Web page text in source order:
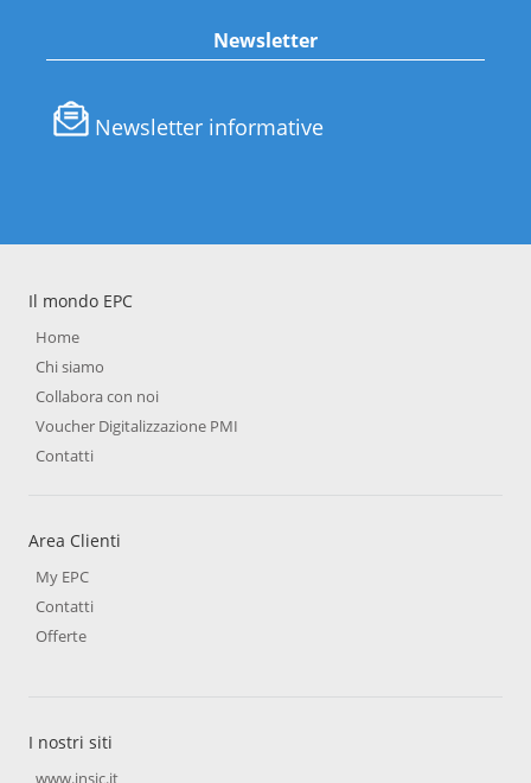
Newsletter
Newsletter informative
Il mondo EPC
Home
Chi siamo
Collabora con noi
Voucher Digitalizzazione PMI
Contatti
Area Clienti
My EPC
Contatti
Offerte
I nostri siti
www.insic.it